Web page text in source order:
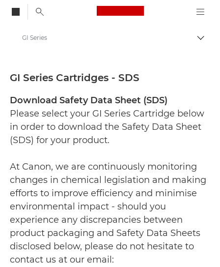
Canon Logo, back
Safety data sheets
GI Series
GI Series Cartridges - SDS
Download Safety Data Sheet (SDS)
Please select your GI Series Cartridge below
in order to download the Safety Data Sheet
(SDS) for your product.
At Canon, we are continuously monitoring
changes in chemical legislation and making
efforts to improve efficiency and minimise
environmental impact - should you
experience any discrepancies between
product packaging and Safety Data Sheets
disclosed below, please do not hesitate to
contact us at our email: